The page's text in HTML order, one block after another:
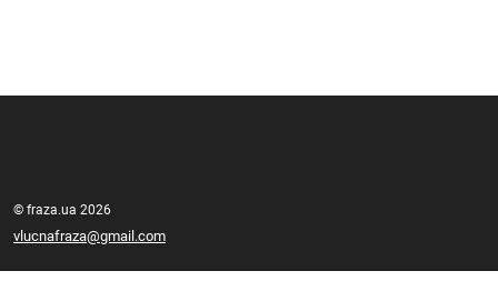
© fraza.ua 2026
vlucnafraza@gmail.com